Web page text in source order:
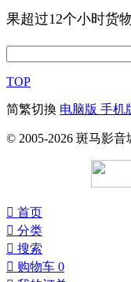
果超过12个小时货
TOP
简繁切換 电脑版 手机
© 2005-2026 斑马影
󰀁 首页
󰀂 分类
󰀃 搜索
󰀄 购物车 0